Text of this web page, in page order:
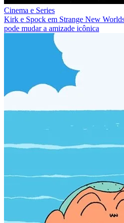
Cinema e Series
Kirk e Spock em Strange New
pode mudar a amizade icônica